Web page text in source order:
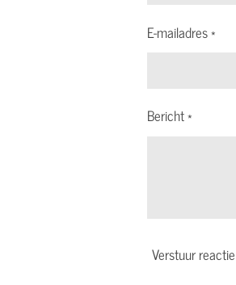
E-mailadres *
Bericht *
Verstuur reactie